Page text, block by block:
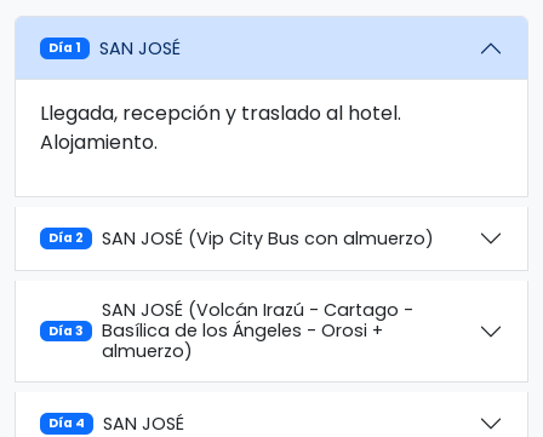
Día 1 SAN JOSÉ
Llegada, recepción y traslado al hotel.
Alojamiento.
Día 2 SAN JOSÉ (Vip City Bus con almuerzo)
Día 3
SAN JOSÉ (Volcán Irazú - Cartago -
Basílica de los Ángeles - Orosi +
almuerzo)
Día 4 SAN JOSÉ